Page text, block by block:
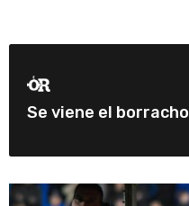
Se viene el borracho